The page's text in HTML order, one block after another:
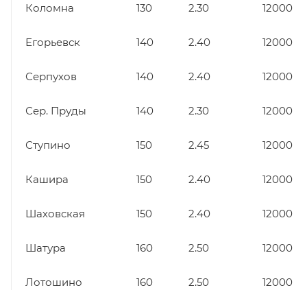
Коломна 130 2.30 12000
Егорьевск 140 2.40 12000
Серпухов 140 2.40 12000
Сер. Пруды 140 2.30 12000
Ступино 150 2.45 12000
Кашира 150 2.40 12000
Шаховская 150 2.40 12000
Шатура 160 2.50 12000
Лотошино 160 2.50 12000